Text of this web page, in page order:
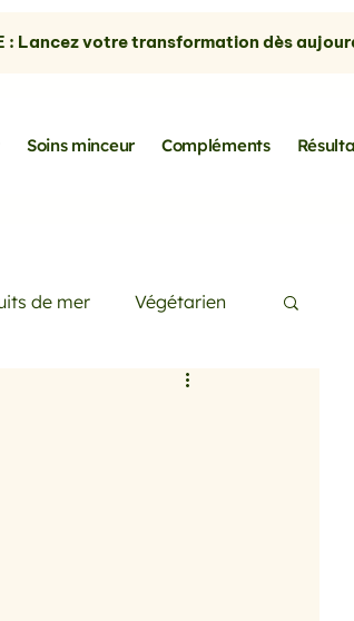
: Lancez votre transformation dès
Soins minceur Compléments
de mer Végétarien
Conseils de Pros